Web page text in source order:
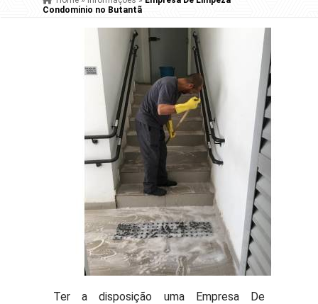
Condominio no Butantã
Ter a disposição uma Empresa De